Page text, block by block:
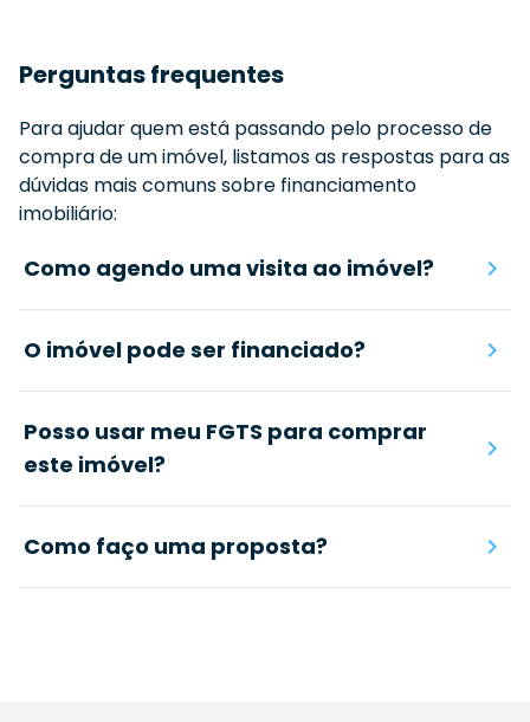
Perguntas frequentes
Para ajudar quem está passando pelo processo de
compra de um imóvel, listamos as respostas para as
dúvidas mais comuns sobre financiamento
imobiliário:
Como agendo uma visita ao imóvel?
O imóvel pode ser financiado?
Posso usar meu FGTS para comprar
este imóvel?
Como faço uma proposta?